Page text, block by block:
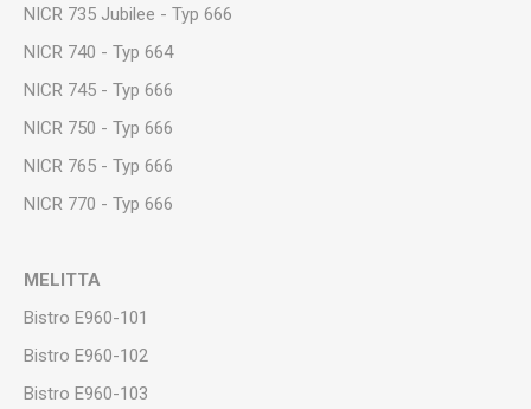
NICR 735 Jubilee - Typ 666
NICR 740 - Typ 664
NICR 745 - Typ 666
NICR 750 - Typ 666
NICR 765 - Typ 666
NICR 770 - Typ 666
MELITTA
Bistro E960-101
Bistro E960-102
Bistro E960-103